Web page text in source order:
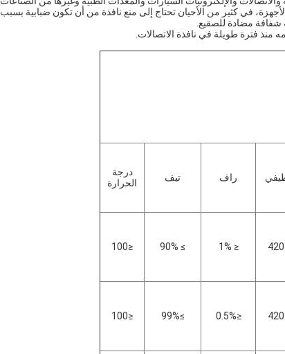
في كثير من الأحيان تحتاج إلى منع نافذة من أن تكون ضبابية بسبب
مضادة للصقيع.
راف تيف
درجة
الحرارة
≤ 1%
≥ 90%
≤100
≤0.5%
≥99%
≤100